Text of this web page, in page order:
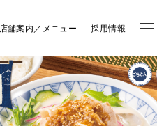
店舗案内／メニュー 採用情報